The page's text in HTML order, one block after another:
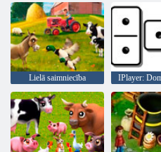
Lielā saimniecība